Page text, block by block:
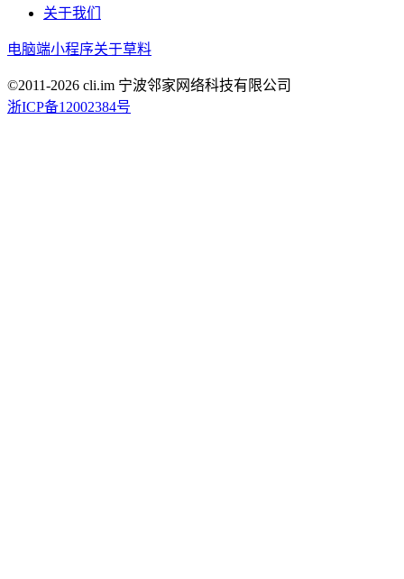
关于我们
电脑端小程序关于草料
©2011-2026 cli.im 宁波邻家网络科技有限公司
浙ICP备12002384号